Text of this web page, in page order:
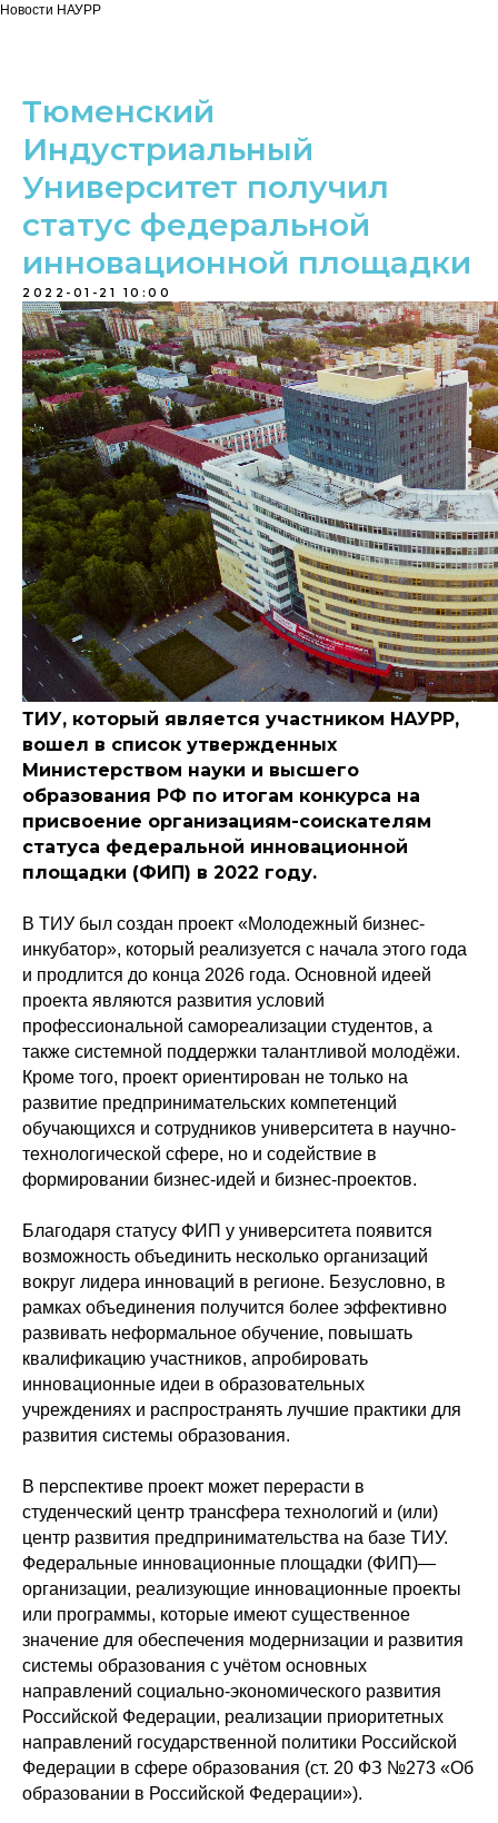
Новости НАУРР
Тюменский
Индустриальный
Университет получил
статус федеральной
инновационной площадки
2022-01-21 10:00
ТИУ, который является участником НАУРР,
вошел в список утвержденных
Министерством науки и высшего
образования РФ по итогам конкурса на
присвоение организациям-соискателям
статуса федеральной инновационной
площадки (ФИП) в 2022 году.
В ТИУ был создан проект «Молодежный бизнес-
инкубатор», который реализуется с начала этого года
и продлится до конца 2026 года. Основной идеей
проекта являются развития условий
профессиональной самореализации студентов, а
также системной поддержки талантливой молодёжи.
Кроме того, проект ориентирован не только на
развитие предпринимательских компетенций
обучающихся и сотрудников университета в научно-
технологической сфере, но и содействие в
формировании бизнес-идей и бизнес-проектов.
Благодаря статусу ФИП у университета появится
возможность объединить несколько организаций
вокруг лидера инноваций в регионе. Безусловно, в
рамках объединения получится более эффективно
развивать неформальное обучение, повышать
квалификацию участников, апробировать
инновационные идеи в образовательных
учреждениях и распространять лучшие практики для
развития системы образования.
В перспективе проект может перерасти в
студенческий центр трансфера технологий и (или)
центр развития предпринимательства на базе ТИУ.
Федеральные инновационные площадки (ФИП)—
организации, реализующие инновационные проекты
или программы, которые имеют существенное
значение для обеспечения модернизации и развития
системы образования с учётом основных
направлений социально-экономического развития
Российской Федерации, реализации приоритетных
направлений государственной политики Российской
Федерации в сфере образования (ст. 20 ФЗ №273 «Об
образовании в Российской Федерации»).
© 2015-2026 НАУРР. Все права защищены. При использовании материалов
ссылка на ROBOTUNION.RU — обязательна
© 2015-2026 НАУРР. Все права защищены.
При использовании материалов ссылка на ROBOTUNION.RU — обязательна